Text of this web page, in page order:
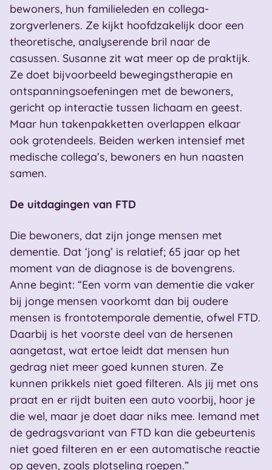
bewoners, hun familieleden en collega-
zorgverleners. Ze kijkt hoofdzakelijk door een
theoretische, analyserende bril naar de
casussen. Susanne zit wat meer op de praktijk.
Ze doet bijvoorbeeld bewegingstherapie en
ontspanningsoefeningen met de bewoners,
gericht op interactie tussen lichaam en geest.
Maar hun takenpakketten overlappen elkaar
ook grotendeels. Beiden werken intensief met
medische collega’s, bewoners en hun naasten
samen.
De uitdagingen van FTD
Die bewoners, dat zijn jonge mensen met
dementie. Dat ‘jong’ is relatief; 65 jaar op het
moment van de diagnose is de bovengrens.
Anne begint: “Een vorm van dementie die vaker
bij jonge mensen voorkomt dan bij oudere
mensen is frontotemporale dementie, ofwel FTD.
Daarbij is het voorste deel van de hersenen
aangetast, wat ertoe leidt dat mensen hun
gedrag niet meer goed kunnen sturen. Ze
kunnen prikkels niet goed filteren. Als jij met ons
praat en er rijdt buiten een auto voorbij, hoor je
die wel, maar je doet daar niks mee. Iemand met
de gedragsvariant van FTD kan die gebeurtenis
niet goed filteren en er een automatische reactie
op geven, zoals plotseling roepen.”